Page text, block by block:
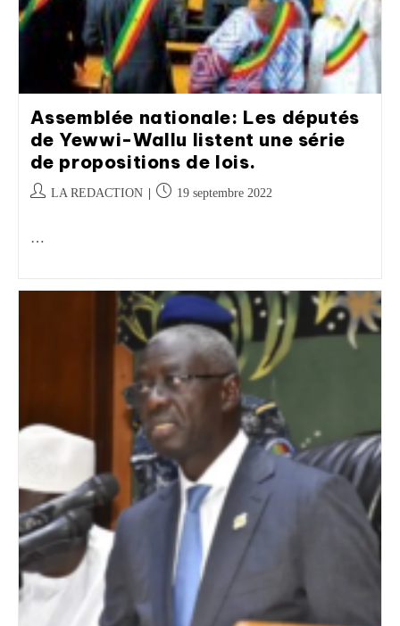
Assemblée nationale: Les députés
de Yewwi-Wallu listent une série
de propositions de lois.
LA REDACTION 19 septembre 2022
…